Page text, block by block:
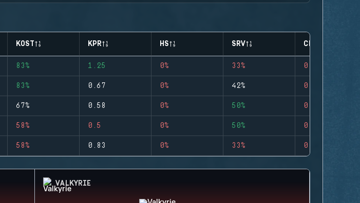
KOST KPR HS SRV CLUTCHES
83% 1.25 0% 33% 0
83% 0.67 0% 42% 0
67% 0.58 0% 50% 0
58% 0.5 0% 50% 0
58% 0.83 0% 33% 0
VALKYRIE